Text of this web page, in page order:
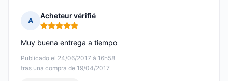
A
Acheteur vérifié
Nota: 5 de 5
Publicado el 24/06/2017 à 16h58
tras una compra de 19/04/2017
Muy buena entrega a tiempo